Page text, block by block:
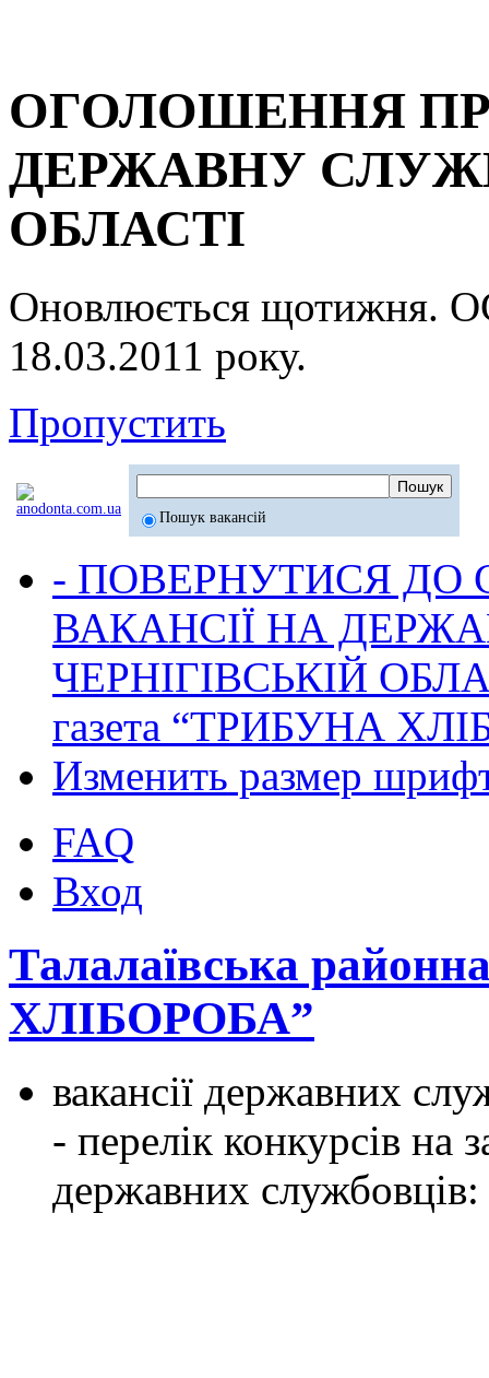
ОГОЛОШЕННЯ
ДЕРЖАВНУ
ОБЛАСТІ
Оновлюється
18.03.2011 року.
Пропустить
Пошук вакансій
- ПОВЕРНУТИСЯ ДО
ВАКАНСІЇ НА
ЧЕРНІГІВСЬКІЙ
газета “ТРИБУНА
Изменить размер
FAQ
Вход
Талалаївська
ХЛІБОРОБА”
вакансії державних
- перелік конкурсів на
державних службовців: